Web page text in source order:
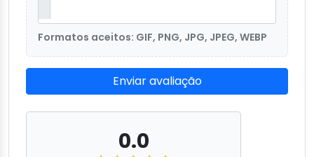
Formatos aceitos: GIF, PNG, JPG, JPEG, WEBP
Enviar avaliação
0.0